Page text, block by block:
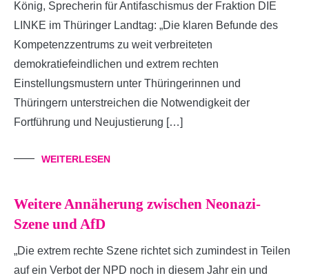
König, Sprecherin für Antifaschismus der Fraktion DIE
LINKE im Thüringer Landtag: „Die klaren Befunde des
Kompetenzzentrums zu weit verbreiteten
demokratiefeindlichen und extrem rechten
Einstellungsmustern unter Thüringerinnen und
Thüringern unterstreichen die Notwendigkeit der
Fortführung und Neujustierung […]
WEITERLESEN
Weitere Annäherung zwischen Neonazi-
Szene und AfD
„Die extrem rechte Szene richtet sich zumindest in Teilen
auf ein Verbot der NPD noch in diesem Jahr ein und